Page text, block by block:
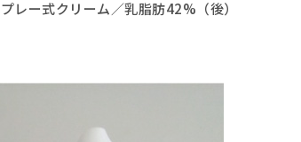
ー式クリーム／乳脂肪42%（後）